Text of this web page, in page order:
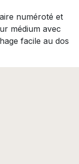
numéroté et
médium avec
facile au dos